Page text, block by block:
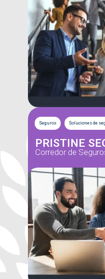
Seguros Soluciones de
PRISTINE
Corredor de